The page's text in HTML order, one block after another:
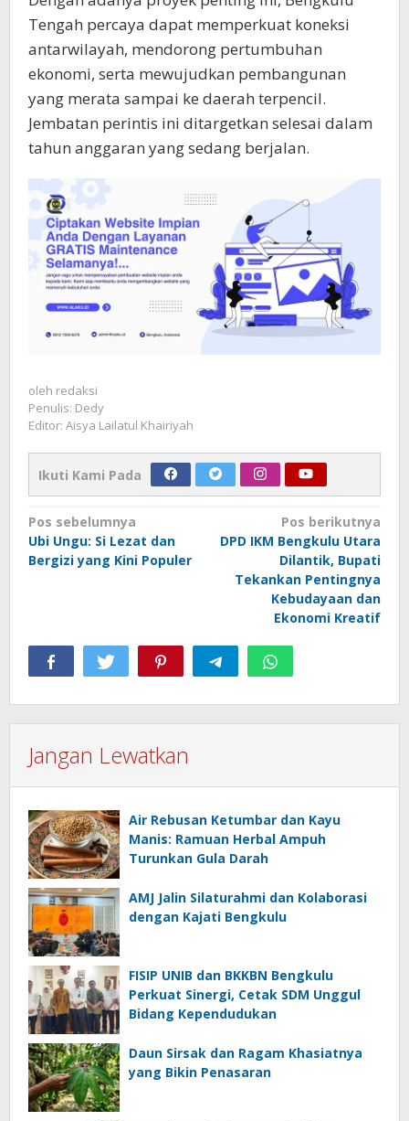
Tengah percaya dapat memperkuat koneksi
antarwilayah, mendorong pertumbuhan
ekonomi, serta mewujudkan pembangunan
yang merata sampai ke daerah terpencil.
Jembatan perintis ini ditargetkan selesai dalam
tahun anggaran yang sedang berjalan.
oleh redaksi
Penulis: Dedy
Editor: Aisya Lailatul Khairiyah
Ikuti Kami Pada
Navigasi
pos
Pos sebelumnya
Ubi Ungu: Si Lezat dan
Bergizi yang Kini Populer
Pos berikutnya
DPD IKM Bengkulu Utara
Dilantik, Bupati
Tekankan Pentingnya
Kebudayaan dan
Ekonomi Kreatif
Jangan Lewatkan
Air Rebusan Ketumbar dan Kayu
Manis: Ramuan Herbal Ampuh
Turunkan Gula Darah
AMJ Jalin Silaturahmi dan Kolaborasi
dengan Kajati Bengkulu
FISIP UNIB dan BKKBN Bengkulu
Perkuat Sinergi, Cetak SDM Unggul
Bidang Kependudukan
Daun Sirsak dan Ragam Khasiatnya
yang Bikin Penasaran